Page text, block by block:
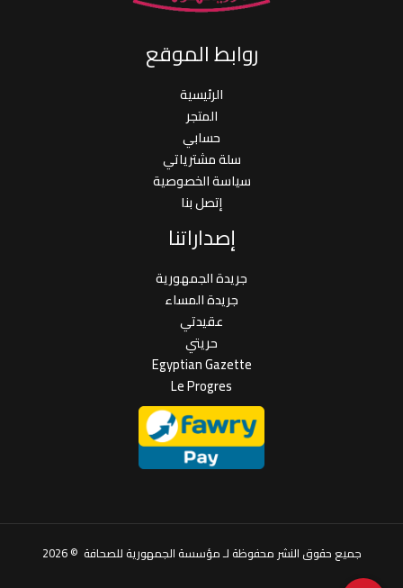
روابط الموقع
الرئيسية
المتجر
حسابي
سلة مشترياتي
سياسة الخصوصية
إتصل بنا
إصداراتنا
جريدة الجمهورية
جريدة المساء
عقيدتي
حريتي
Egyptian Gazette
Le Progres
جميع حقوق النشر محفوظة لـ مؤسسة الجمهورية للصحافة © 2026